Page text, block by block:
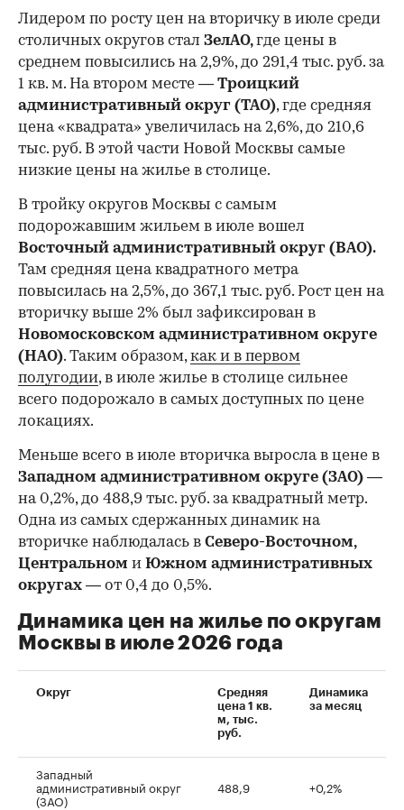
Лидером по росту цен на вторичку в июле среди
столичных округов стал ЗелАО,где цены в
среднем повысились на 2,9%, до 291,4 тыс. руб. за
1 кв. м. На втором месте — Троицкий
административный округ (ТАО), где средняя
цена «квадрата» увеличилась на 2,6%, до 210,6
тыс. руб. В этой части Новой Москвы самые
низкие цены на жилье в столице.
В тройку округов Москвы с самым
подорожавшим жильем в июле вошел
Восточный административный округ (ВАО).
Там средняя цена квадратного метра
повысилась на 2,5%, до 367,1 тыс. руб. Рост цен на
вторичку выше 2% был зафиксирован в
Новомосковском административном округе
(НАО). Таким образом,как и в первом
полугодии, в июле жилье в столице сильнее
всего подорожало в самых доступных по цене
локациях.
Меньше всего в июле вторичка выросла в цене в
Западном административном округе (ЗАО) —
на 0,2%, до 488,9 тыс. руб. за квадратный метр.
Одна из самых сдержанных динамик на
вторичке наблюдалась в Северо-Восточном,
Центральном и Южном административных
округах — от 0,4 до 0,5%.
Динамика цен на жилье по округам
Москвы в июле 2026 года
Округ
Средняя
цена 1 кв.
м, тыс.
руб.
Динамика
за месяц
Западный
административный округ
(ЗАО)
488,9 +0,2%